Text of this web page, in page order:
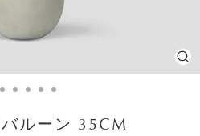
ルーン 35CM